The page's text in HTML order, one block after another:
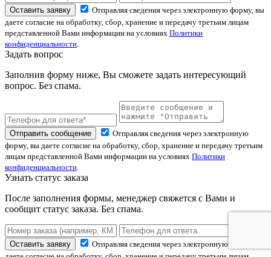
Оставить заявку
Отправляя сведения через электронную форму, вы
даете согласие на обработку, сбор, хранение и передачу третьим лицам
представленной Вами информации на условиях Политики
конфиденциальности.
Задать вопрос
Заполнив форму ниже, Вы сможете задать интересующий
вопрос. Без спама.
Отправить сообщение
Отправляя сведения через электронную
форму, вы даете согласие на обработку, сбор, хранение и передачу третьим
лицам представленной Вами информации на условиях Политики
конфиденциальности.
Узнать статус заказа
После заполнения формы, менеджер свяжется с Вами и
сообщит статус заказа. Без спама.
Оставить заявку
Отправляя сведения через электронную форму, вы